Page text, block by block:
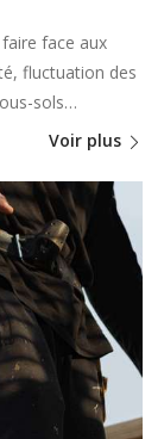
face aux
fluctuation des
sols…
Voir plus